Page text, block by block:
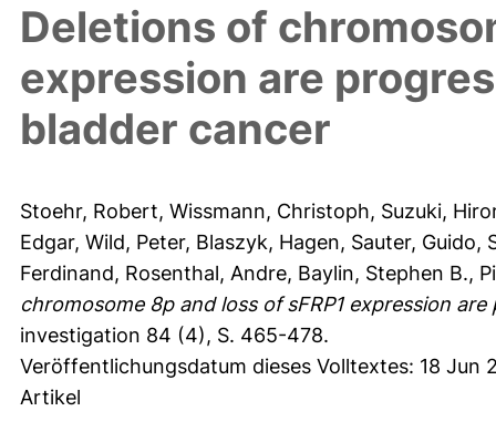
Deletions of
expression are
bladder cancer
Stoehr, Robert, Wissmann, Christoph, Suzuki,
Edgar, Wild, Peter, Blaszyk, Hagen, Sauter, Guido,
Ferdinand, Rosenthal, Andre, Baylin, Stephen B.,
chromosome 8p and loss of sFRP1 expression
investigation 84 (4), S. 465-478.
Veröffentlichungsdatum dieses Volltextes: 18 Jun
Artikel